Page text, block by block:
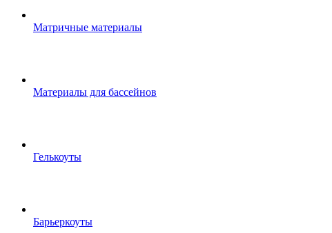
Матричные материалы
Материалы для бассейнов
Гелькоуты
Барьеркоуты